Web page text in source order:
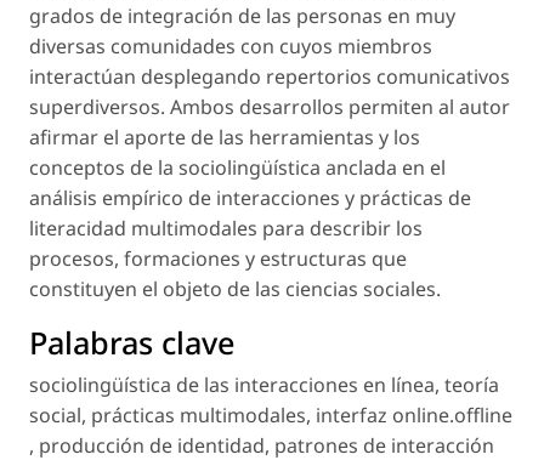
grados de integración de las personas en muy
diversas comunidades con cuyos miembros
interactúan desplegando repertorios comunicativos
superdiversos. Ambos desarrollos permiten al autor
afirmar el aporte de las herramientas y los
conceptos de la sociolingüística anclada en el
análisis empírico de interacciones y prácticas de
literacidad multimodales para describir los
procesos, formaciones y estructuras que
constituyen el objeto de las ciencias sociales.
Palabras clave
sociolingüística de las interacciones en línea, teoría
social, prácticas multimodales, interfaz online.offline
, producción de identidad, patrones de interacción